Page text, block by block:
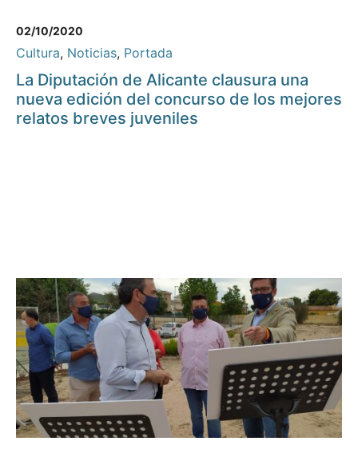
02/10/2020
Cultura, Noticias, Portada
La Diputación de Alicante clausura una
nueva edición del concurso de los mejores
relatos breves juveniles